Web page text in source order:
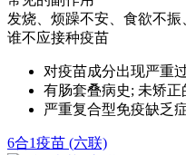
发烧、烦躁不安、食欲不
谁不应接种疫苗
对疫苗成分出现严重
有肠套叠病史; 未矫
严重复合型免疫缺乏
6合1疫苗 (六联)